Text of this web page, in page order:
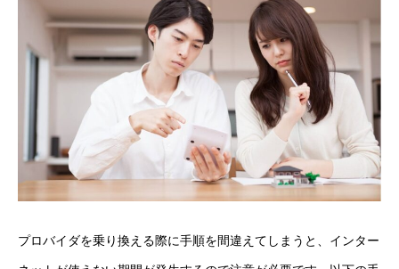
プロバイダを乗り換える際に手順を間違えてしまうと、インター